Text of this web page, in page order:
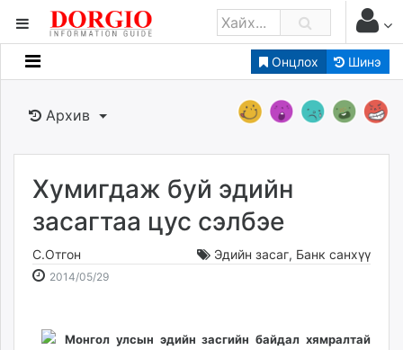
Онцлох Шинэ
Мэдээллийн
Банк санхүү
Бизнес ААН
Төрийн
Нийслэлийн
dorgio.mn
Gogo.mn
news.mn
Архив
Хумигдаж буй эдийн
засагтаа цус сэлбэе
С.Отгон Эдийн засаг, Банк санхүү
2014/05/292014-
22:13:57
2026-
18:24:16
Монгол улсын эдийн засгийн байдал хямралтай